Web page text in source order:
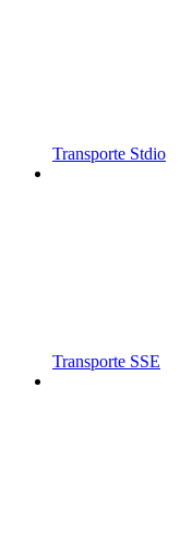
Transporte Stdio
Transporte SSE